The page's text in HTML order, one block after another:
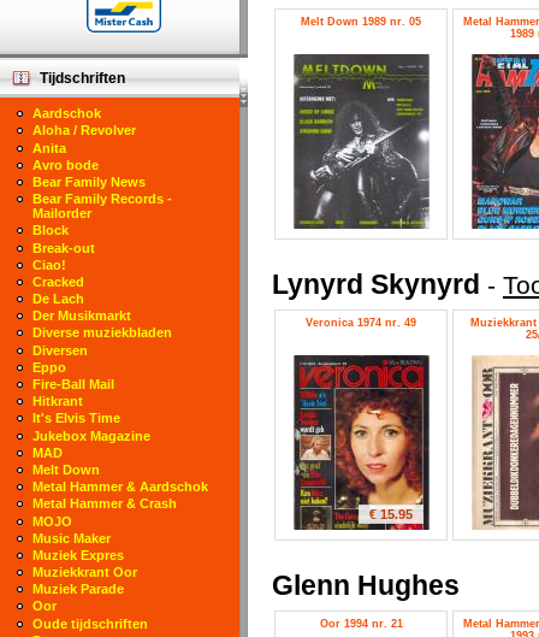
Melt Down 1989 nr. 05
Metal
1989
Lynyrd Skynyrd -
Veronica 1974 nr. 49
€ 15.95
Glenn Hughes
Oor 1994 nr. 21
Metal
Tijdschriften
Aardschok
Aloha / Revolver
Anita
Avro bode
Bear Family News
Bear Family Records -
Mailorder
Block
Break-out
Ciao!
Cracked
De Lach
Der Musikmarkt
Diverse muziekbladen
Diversen
Eppo
Fire-Ball Mail
Hitkrant
It's Elvis Time
Jukebox Magazine
MAD
Melt Down
Metal Hammer & Aardschok
Metal Hammer & Crash
MOJO
Music Maker
Muziek Expres
Muziekkrant Oor
Muziek Parade
Oor
Oude tijdschriften